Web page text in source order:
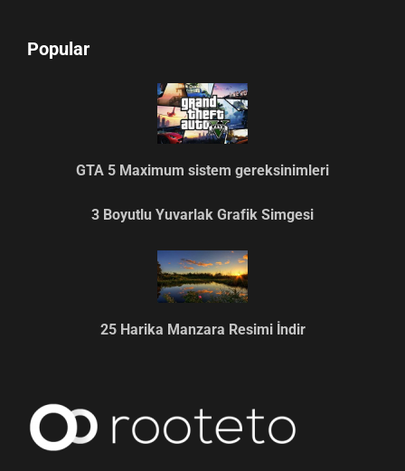
Popular
GTA 5 Maximum sistem gereksinimleri
3 Boyutlu Yuvarlak Grafik Simgesi
25 Harika Manzara Resimi İndir